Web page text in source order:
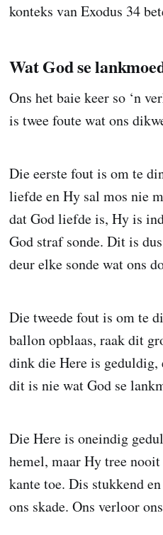
konteks van Exodus 34
Wat God se
Ons het baie keer so ‘n
is twee foute wat ons
Die eerste fout is om te
liefde en Hy sal mos nie
dat God liefde is, Hy is
God straf sonde. Dit is
deur elke sonde wat ons
Die tweede fout is om te
ballon opblaas, raak dit
dink die Here is
dit is nie wat God se
Die Here is oneindig
hemel, maar Hy tree
kante toe. Dis stukkend
ons skade. Ons verloor